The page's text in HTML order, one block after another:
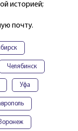
историей;
почту.
Челябинск
Уфа
Воронеж